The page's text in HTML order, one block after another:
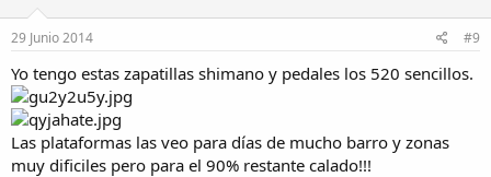
29 Junio 2014 #9
Yo tengo estas zapatillas shimano y pedales los 520 sencillos.
Las plataformas las veo para días de mucho barro y zonas
muy dificiles pero para el 90% restante calado!!!